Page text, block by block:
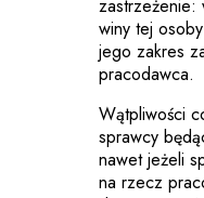
zastrzeżenie:
winy tej
jego zakres
pracodawca.
Wątpliwości
sprawcy
nawet jeżeli
na rzecz